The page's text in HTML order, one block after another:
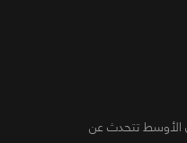
الأوسط تتحدث عن